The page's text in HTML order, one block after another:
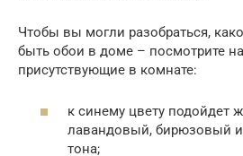
Чтобы вы могли разобраться,
быть обои в доме – посмотрите
присутствующие в комнате:
к синему цвету подойдет
лавандовый, бирюзовый
тона;